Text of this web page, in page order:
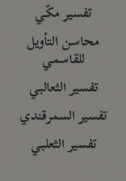
تفسير مكّي
محاسن التأويل
للقاسمي
تفسير الثعالبي
تفسير السمرقندي
تفسير الثعلبي